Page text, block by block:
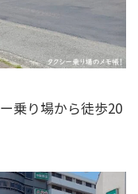
乗り場から徒歩20